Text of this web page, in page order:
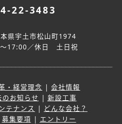
22-3483
県宇土市松山町1974
17:00／休日 土日祝
・経営理念 | 会社情報
のお知らせ | 新設工事
テナンス | どんな会社？
募集要項 | エントリー